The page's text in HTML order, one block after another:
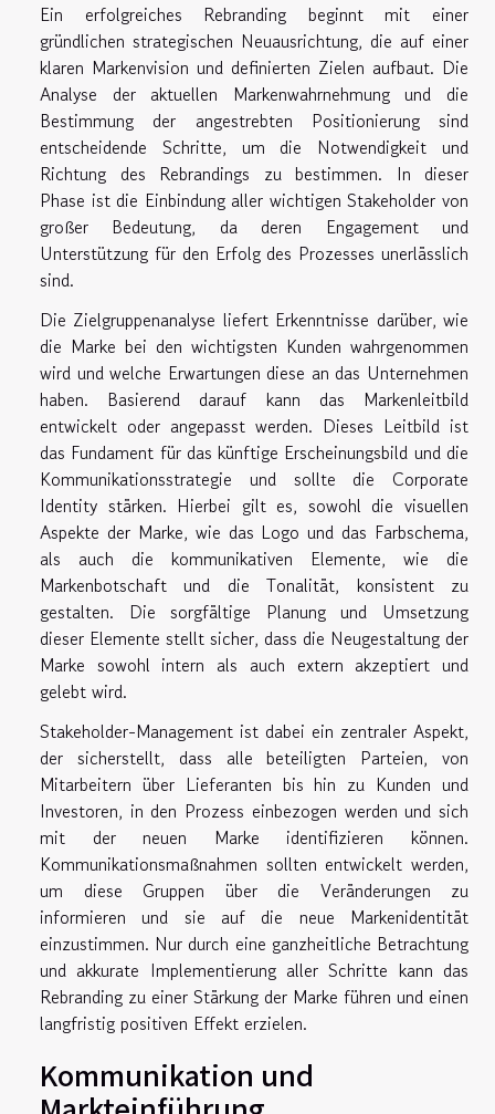
Ein erfolgreiches Rebranding beginnt mit einer
gründlichen strategischen Neuausrichtung, die auf einer
klaren Markenvision und definierten Zielen aufbaut. Die
Analyse der aktuellen Markenwahrnehmung und die
Bestimmung der angestrebten Positionierung sind
entscheidende Schritte, um die Notwendigkeit und
Richtung des Rebrandings zu bestimmen. In dieser
Phase ist die Einbindung aller wichtigen Stakeholder von
großer Bedeutung, da deren Engagement und
Unterstützung für den Erfolg des Prozesses unerlässlich
sind.
Die Zielgruppenanalyse liefert Erkenntnisse darüber, wie
die Marke bei den wichtigsten Kunden wahrgenommen
wird und welche Erwartungen diese an das Unternehmen
haben. Basierend darauf kann das Markenleitbild
entwickelt oder angepasst werden. Dieses Leitbild ist
das Fundament für das künftige Erscheinungsbild und die
Kommunikationsstrategie und sollte die Corporate
Identity stärken. Hierbei gilt es, sowohl die visuellen
Aspekte der Marke, wie das Logo und das Farbschema,
als auch die kommunikativen Elemente, wie die
Markenbotschaft und die Tonalität, konsistent zu
gestalten. Die sorgfältige Planung und Umsetzung
dieser Elemente stellt sicher, dass die Neugestaltung der
Marke sowohl intern als auch extern akzeptiert und
gelebt wird.
Stakeholder-Management ist dabei ein zentraler Aspekt,
der sicherstellt, dass alle beteiligten Parteien, von
Mitarbeitern über Lieferanten bis hin zu Kunden und
Investoren, in den Prozess einbezogen werden und sich
mit der neuen Marke identifizieren können.
Kommunikationsmaßnahmen sollten entwickelt werden,
um diese Gruppen über die Veränderungen zu
informieren und sie auf die neue Markenidentität
einzustimmen. Nur durch eine ganzheitliche Betrachtung
und akkurate Implementierung aller Schritte kann das
Rebranding zu einer Stärkung der Marke führen und einen
langfristig positiven Effekt erzielen.
Kommunikation und